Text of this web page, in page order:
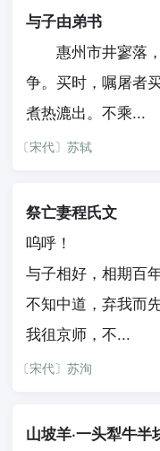
与子由弟书
惠州市井寥落，
争。买时，嘱屠者
煮热漉出。不乘...
〔宋代〕苏轼
祭亡妻程氏文
呜呼！
与子相好，相期百年
不知中道，弃我而先
我徂京师，不...
〔宋代〕苏洵
山坡羊·一头犁牛半